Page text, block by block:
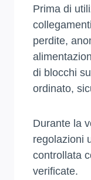
Prima di
perdite,
di blocchi
ordinato,
Durante la
regolazioni
controllata
verificate.